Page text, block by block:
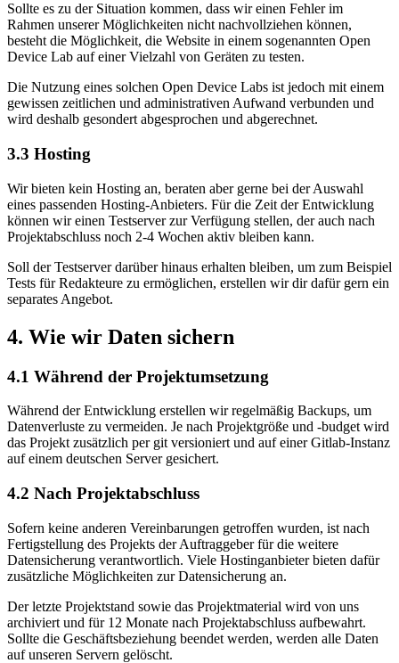
Sollte es zu der Situation kommen, dass wir einen Fehler im
Rahmen unserer Möglichkeiten nicht nachvollziehen können,
besteht die Möglichkeit, die Website in einem sogenannten Open
Device Lab auf einer Vielzahl von Geräten zu testen.
Die Nutzung eines solchen Open Device Labs ist jedoch mit einem
gewissen zeitlichen und administrativen Aufwand verbunden und
wird deshalb gesondert abgesprochen und abgerechnet.
3.3 Hosting
Wir bieten kein Hosting an, beraten aber gerne bei der Auswahl
eines passenden Hosting-Anbieters. Für die Zeit der Entwicklung
können wir einen Testserver zur Verfügung stellen, der auch nach
Projektabschluss noch 2-4 Wochen aktiv bleiben kann.
Soll der Testserver darüber hinaus erhalten bleiben, um zum Beispiel
Tests für Redakteure zu ermöglichen, erstellen wir dir dafür gern ein
separates Angebot.
4. Wie wir Daten sichern
4.1 Während der Projektumsetzung
Während der Entwicklung erstellen wir regelmäßig Backups, um
Datenverluste zu vermeiden. Je nach Projektgröße und -budget wird
das Projekt zusätzlich per git versioniert und auf einer Gitlab-Instanz
auf einem deutschen Server gesichert.
4.2 Nach Projektabschluss
Sofern keine anderen Vereinbarungen getroffen wurden, ist nach
Fertigstellung des Projekts der Auftraggeber für die weitere
Datensicherung verantwortlich. Viele Hostinganbieter bieten dafür
zusätzliche Möglichkeiten zur Datensicherung an.
Der letzte Projektstand sowie das Projektmaterial wird von uns
archiviert und für 12 Monate nach Projektabschluss aufbewahrt.
Sollte die Geschäftsbeziehung beendet werden, werden alle Daten
auf unseren Servern gelöscht.